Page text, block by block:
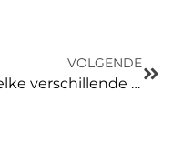
VOLGENDE
Welke verschillende soorten flights zijn er?